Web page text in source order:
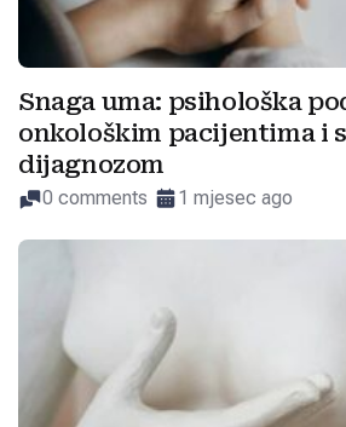
Snaga uma: psihološka
onkološkim pacijentima i
dijagnozom
0 comments 1 mjesec ago